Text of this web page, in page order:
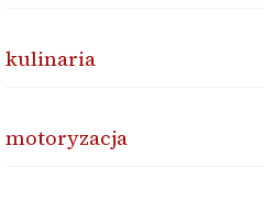
kulinaria
motoryzacja